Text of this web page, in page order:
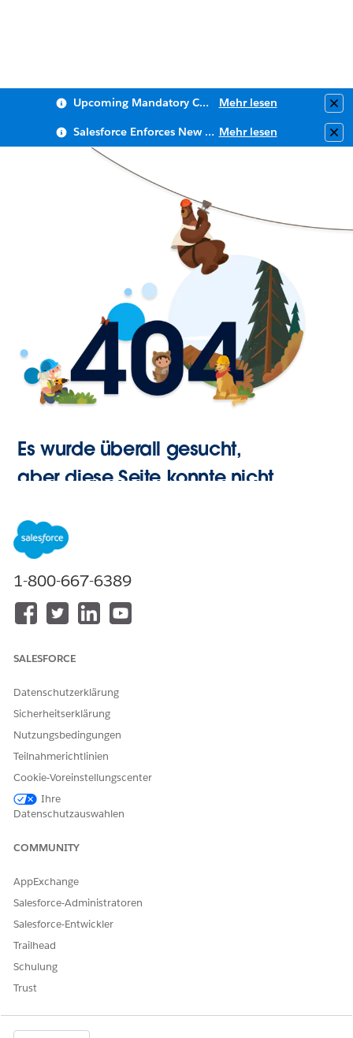
Upcoming Mandatory Changes to Public Key Infrastructure (PKI) Mehr lesen
Salesforce Enforces New Security Requirements in Summer 2026 Mehr lesen
Es wurde überall gesucht,
aber diese Seite konnte nicht
1-800-667-6389
SALESFORCE
Datenschutzerklärung
Sicherheitserklärung
Nutzungsbedingungen
Teilnahmerichtlinien
Cookie-Voreinstellungscenter
Ihre
Datenschutzauswahlen
COMMUNITY
AppExchange
Salesforce-Administratoren
Salesforce-Entwickler
Trailhead
Schulung
Trust